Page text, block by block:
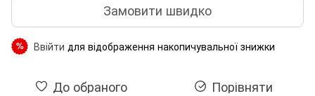
Замовити швидко
% Ввійти для відображення накопичувальної знижки
До обраного Порівняти